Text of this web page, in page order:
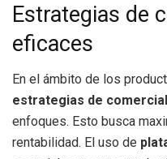
Estrategias de
eficaces
En el ámbito de los
estrategias de
enfoques. Esto busca
rentabilidad. El uso de